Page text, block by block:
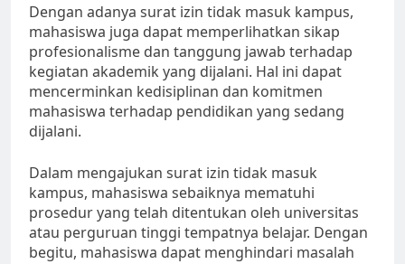
Dengan adanya surat izin tidak masuk kampus,
mahasiswa juga dapat memperlihatkan sikap
profesionalisme dan tanggung jawab terhadap
kegiatan akademik yang dijalani. Hal ini dapat
mencerminkan kedisiplinan dan komitmen
mahasiswa terhadap pendidikan yang sedang
dijalani.
Dalam mengajukan surat izin tidak masuk
kampus, mahasiswa sebaiknya mematuhi
prosedur yang telah ditentukan oleh universitas
atau perguruan tinggi tempatnya belajar. Dengan
begitu, mahasiswa dapat menghindari masalah